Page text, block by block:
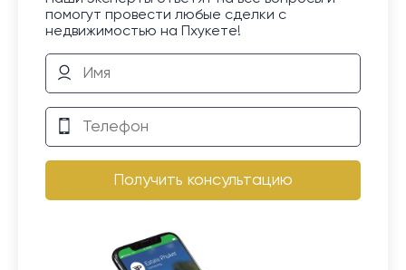
помогут провести любые сделки с
недвижимостью на Пхукете!
Получить консультацию